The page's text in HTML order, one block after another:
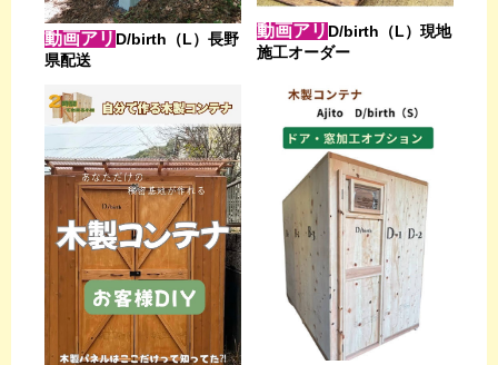
動画アリ D/birth（L）長野
県配送
動画アリ D/birth（L）現地
施工オーダー